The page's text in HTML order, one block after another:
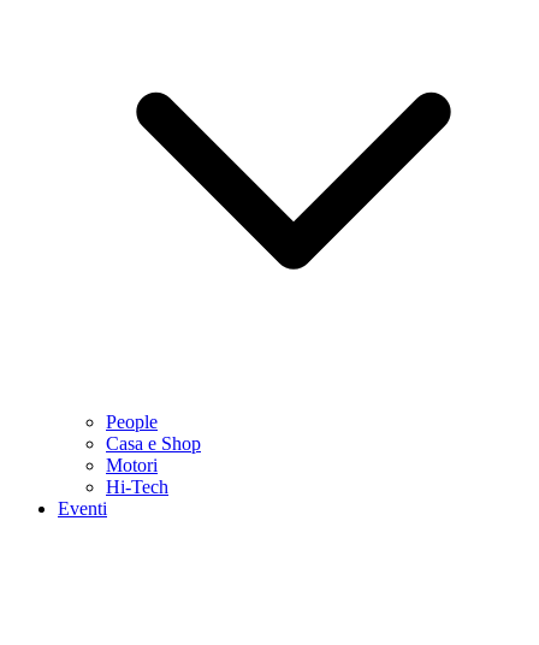
People
Casa e Shop
Motori
Hi-Tech
Eventi